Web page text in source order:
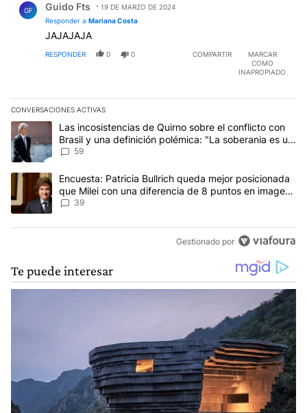
GF Guido Fts
19 DE MARZO DE 2024
Responder a Mariana Costa
JAJAJAJA
RESPONDER 0 0 COMPARTIR
MARCAR
COMO
INAPROPIADO
CONVERSACIONES ACTIVAS
Este listado muestra los artículos con más comentarios en los
Un artículo de tendencia con el título "Las incosistencias de
Las incosistencias de Quirno sobre el conflicto con
Brasil y una definición polémica: "La soberania es un
concepto antiguo"
59
Un artículo de tendencia con el título "Encuesta: Patricia
Encuesta: Patricia Bullrich queda mejor posicionada
que Milei con una diferencia de 8 puntos en imagen
negativa
39
Gestionado por